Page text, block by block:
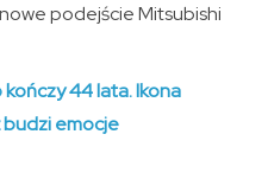
podejście Mitsubishi
44 lata. Ikona
emocje